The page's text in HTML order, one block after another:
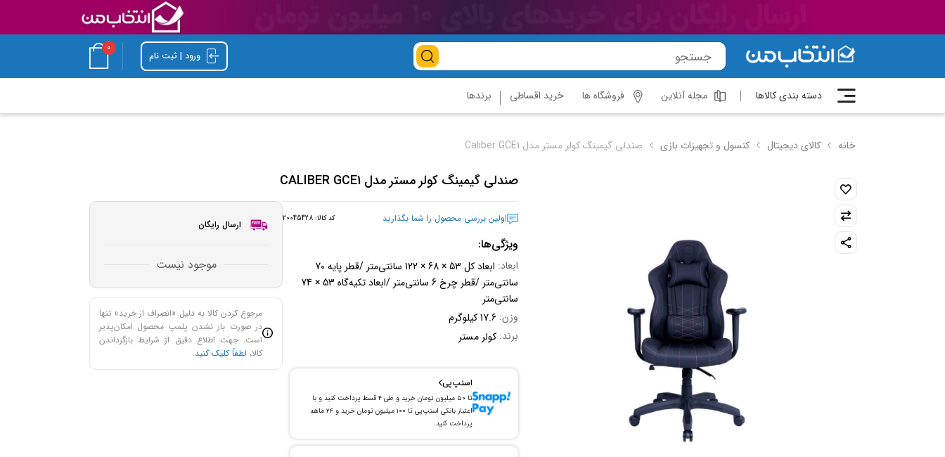
ورود | ثبت نام
0
دسته بندی کالاها مجله آنلاین فروشگاه ها خرید اقساطی برندها
خانه کالای دیجیتال کنسول و تجهیزات بازی صندلی گیمینگ کولر مستر مدل Caliber GCE1
صندلی گیمینگ کولر مستر مدل CALIBER GCE1
اولین بررسی محصول را شما بگذارید کد کالا: 20045428
ویژگی‌ها:
ابعاد:
ابعاد کل 53 × 68 × 122 سانتی‌متر /قطر پایه 70
سانتی‌متر /قطر چرخ 6 سانتی‌متر /ابعاد تکیه‌گاه 53 × 74
سانتی‌متر
وزن: 17.6 کیلوگرم
برند: کولر مستر
اسنپ‌پی
تا ۵۰ میلیون تومان خرید و طی ۴ قسط پرداخت کنید و با
اعتبار بانکی اسنپ‌پی تا ۱۰۰ میلیون تومان خرید و ۲۴ ماهه
پرداخت کنید.
ارسال رایگان
موجود نیست
مرجوع کردن کالا به دلیل «انصراف از خرید» تنها
در صورت باز نشدن پلمپ محصول امکان‌پذیر
است. جهت اطلاع دقیق از شرایط بازگرداندن
کالا، لطفاً کلیک کنید.